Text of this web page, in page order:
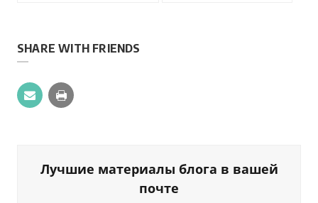
SHARE WITH FRIENDS
Лучшие материалы блога в вашей
почте